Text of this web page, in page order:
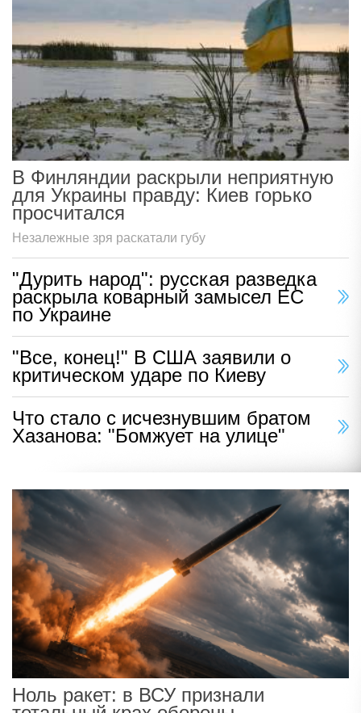
В Финляндии раскрыли неприятную
для Украины правду: Киев горько
просчитался
Незалежные зря раскатали губу
"Дурить народ": русская разведка
раскрыла коварный замысел ЕС
по Украине
"Все, конец!" В США заявили о
критическом ударе по Киеву
Что стало с исчезнувшим братом
Хазанова: "Бомжует на улице"
Ноль ракет: в ВСУ признали